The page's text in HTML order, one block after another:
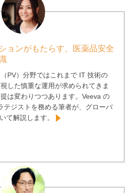
ョンがもたらす、医薬品安全
PV）分野ではこれまで IT 技術の
した慎重な運用が求められてきま
は変わりつつあります。Veeva の
テジストを務める筆者が、グローバ
て解説します。